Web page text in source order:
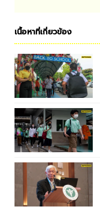
เนื้อหาที่เกี่ยวข้อง